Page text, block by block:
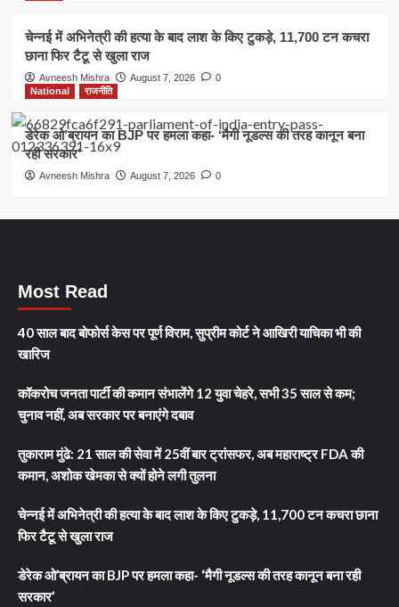
चेन्नई में अभिनेत्री की हत्या के बाद लाश के किए टुकड़े, 11,700 टन कचरा
छाना फिर टैटू से खुला राज
Avneesh Mishra August 7, 2026
0
National
राजनीति
डेरेक ओ’ब्रायन का BJP पर हमला कहा- ‘मैगी नूडल्स की तरह कानून बना
रही सरकार’
Avneesh Mishra August 7, 2026 0
Most Read
40 साल बाद बोफोर्स केस पर पूर्ण विराम, सुप्रीम कोर्ट ने आखिरी याचिका भी की
खारिज
कॉकरोच जनता पार्टी की कमान संभालेंगे 12 युवा चेहरे, सभी 35 साल से कम;
चुनाव नहीं, अब सरकार पर बनाएंगे दबाव
तुकाराम मुंढे: 21 साल की सेवा में 25वीं बार ट्रांसफर, अब महाराष्ट्र FDA की
कमान, अशोक खेमका से क्यों होने लगी तुलना
चेन्नई में अभिनेत्री की हत्या के बाद लाश के किए टुकड़े, 11,700 टन कचरा छाना
फिर टैटू से खुला राज
डेरेक ओ’ब्रायन का BJP पर हमला कहा- ‘मैगी नूडल्स की तरह कानून बना रही
सरकार’